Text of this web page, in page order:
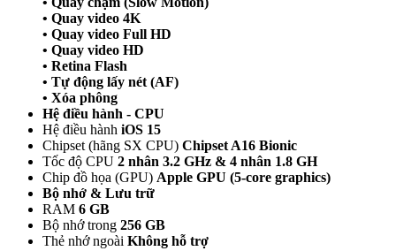
• Quay video 4K
• Quay video Full HD
• Quay video HD
• Retina Flash
• Tự động lấy nét (AF)
• Xóa phông
Hệ điều hành - CPU
Hệ điều hành iOS 15
Chipset (hãng SX CPU) Chipset A16 Bionic
Tốc độ CPU 2 nhân 3.2 GHz & 4 nhân 1.8 GH
Chip đồ họa (GPU) Apple GPU (5-core graphics)
Bộ nhớ & Lưu trữ
RAM 6 GB
Bộ nhớ trong 256 GB
Thẻ nhớ ngoài Không hỗ trợ